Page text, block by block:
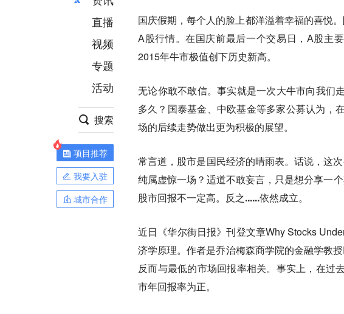
推荐
财经
项目推荐
安徽
直播
视频
专题
活动
搜索
项目推荐
我要入驻
城市合作
国庆假期，每个人的脸上都洋溢着幸福的喜悦
A股行情。在国庆前最后一个交易日，A股主
2015年牛市极值创下历史新高。
无论你敢不敢信。事实就是一次大牛市向我们
多久？ 国泰基金、中欧基金等多家公募认为，
场的后续走势做出更为积极的展望。
常言道，股市是国民经济的晴雨表。话说，这
纯属虚惊一场？ 适道不敢妄言，只是想分享一
股市回报不一定高。反之......依然成立。
近日《华尔街日报》刊登文章Why Stocks
济学原理。作者是乔治梅森商学院的金融学教
反而与最低的市场回报率相关。事实上，在过
市年回报率为正。